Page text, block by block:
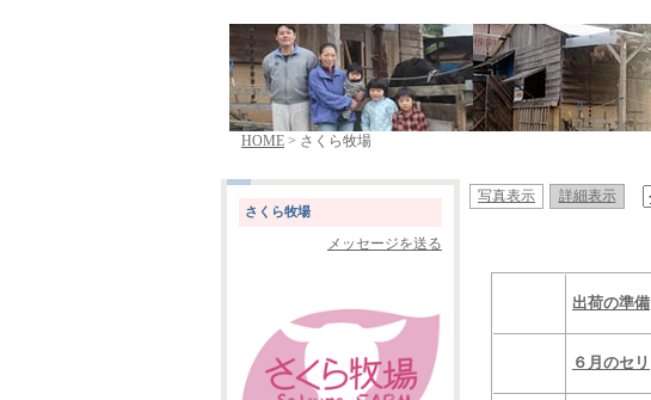
HOME > さくら牧場
さくら牧場
メッセージを送る
写真表示 詳細表示
出荷の準備
６月のセリ